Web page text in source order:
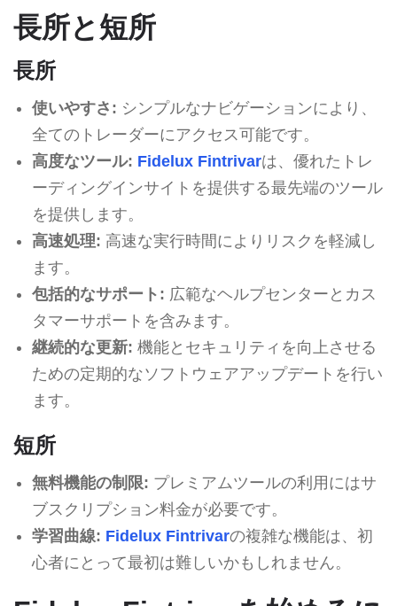
長所と短所
長所
使いやすさ: シンプルなナビゲーションにより、
全てのトレーダーにアクセス可能です。
高度なツール: Fidelux Fintrivarは、優れたトレ
ーディングインサイトを提供する最先端のツール
を提供します。
高速処理: 高速な実行時間によりリスクを軽減し
ます。
包括的なサポート: 広範なヘルプセンターとカス
タマーサポートを含みます。
継続的な更新: 機能とセキュリティを向上させる
ための定期的なソフトウェアアップデートを行い
ます。
短所
無料機能の制限: プレミアムツールの利用にはサ
ブスクリプション料金が必要です。
学習曲線: Fidelux Fintrivarの複雑な機能は、初
心者にとって最初は難しいかもしれません。